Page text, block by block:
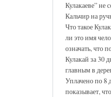
Кулакаеве” не
Кальчир на
Что такое
ли это имя
означать, что
Кулакай за 30
главным в
Уплачено по 8
показывает,